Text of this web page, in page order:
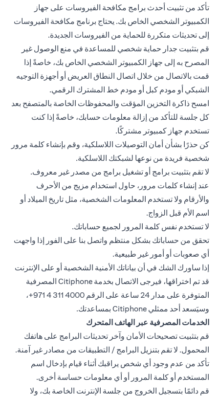
تأكد من تثبيت أحدث برامج مكافحة الفيروسات على جهاز
الكمبيوتر الشخصي الخاص بك. يحتاج برنامج مكافحة الفيروسات
إلى تحديثات متكررة للحماية من الفيروسات الجديدة.
قم بتثبيت جدار حماية شخصي للمساعدة في منع الوصول غير
المصرح به إلى جهاز الكمبيوتر الشخصي الخاص بك، خاصةً إذا
قمت بالاتصال من خلال اتصال النطاق العريض أو أجهزة التوجيه
الشبكي أو مودم كبل أو مودم خط المشترك الرقمي.
امسح ذاكرة التخزين المؤقت والمحفوظات الخاصة بالمتصفح بعد
كل جلسة للتأكد من إزالة معلومات حسابك، خاصةً إذا كنت
تستخدم جهاز كمبيوتر مشتركًا.
كن حذرًا بشأن أمان التوصيلات اللاسلكية، وقم بإنشاء كلمة مرور
شخصية فريدة من نوعها لشبكتك اللاسلكية.
لا تقم بتثبيت برامج أو تشغيل برامج من مصدر غير معروف.
عند إنشاء كلمات مرور، حاول استخدام مزيج من الأحرف
والأرقام ولا تستخدم المعلومات الشخصية، مثل تاريخ الميلاد أو
اسم الأم قبل الزواج.
لا تستخدم نفس كلمة المرور لجميع حساباتك.
تحقق من حساباتك بشكل منتظم واتصل بنا على الفور إذا واجهت
أي صعوبات أو أمور غير طبيعية.
إذا ساورك الشك في أن بياناتك الأمنية الشخصية أو على الإنترنت
قد تم اختراقها، فيرجى الاتصال بخدمة Citiphone المصرفية
المتوفرة على مدار 24 ساعة على الرقم ‎+971 4 311 4000،
وسيَسعد أحد ممثلي Citiphone بمساعدتك.
الخدمات المصرفية عبر الهاتف المتحرك
قم بتثبيت تصحيحات الأمان وآخر تحديثات البرامج على هاتفك
المحمول. لا تقم بتنزيل البرامج / التطبيقات من مصادر غير آمنة.
تأكد من عدم وجود أي شخص يراقبك أثناء قيام بإدخال اسم
المستخدم أو كلمة المرور أو أي معلومات حساسة أخرى.
قم دائمًا بتسجيل الخروج من جلسة الإنترنت الخاصة بك، ولا